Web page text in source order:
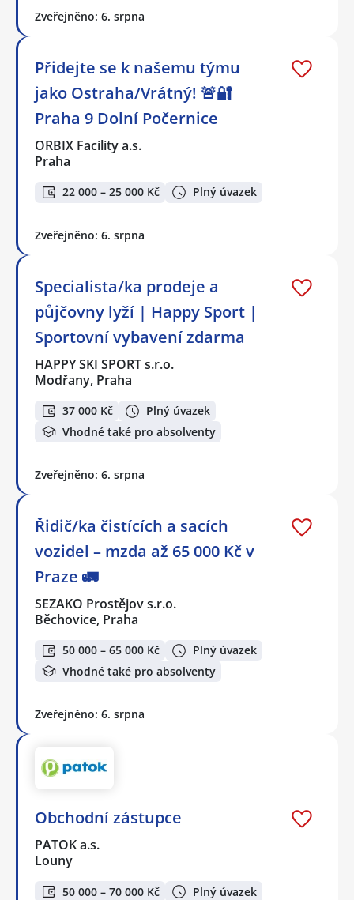
Zveřejněno: 6. srpna
Přidejte se k našemu týmu
jako Ostraha/Vrátný! 🚨🔐
Praha 9 Dolní Počernice
ORBIX Facility a.s.
Praha
22 000 – 25 000 Kč Plný úvazek
Zveřejněno: 6. srpna
Specialista/ka prodeje a
půjčovny lyží | Happy Sport |
Sportovní vybavení zdarma
HAPPY SKI SPORT s.r.o.
Modřany, Praha
37 000 Kč
Plný úvazek
Vhodné také pro absolventy
Zveřejněno: 6. srpna
Řidič/ka čistících a sacích
vozidel – mzda až 65 000 Kč v
Praze 🚛
SEZAKO Prostějov s.r.o.
Běchovice, Praha
50 000 – 65 000 Kč
Plný úvazek
Vhodné také pro absolventy
Zveřejněno: 6. srpna
Obchodní zástupce
PATOK a.s.
Louny
50 000 – 70 000 Kč Plný úvazek